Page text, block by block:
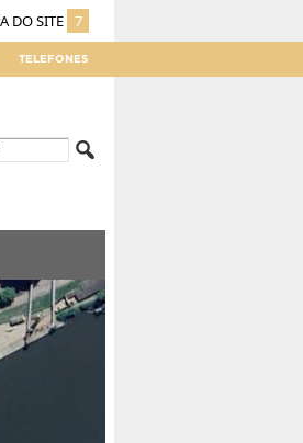
DO SITE 7
TELEFONES